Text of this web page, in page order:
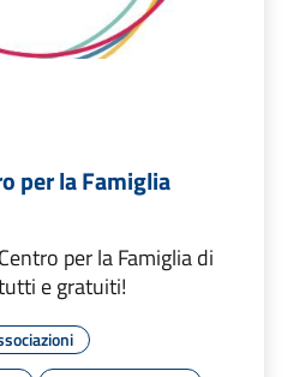
per la Famiglia
per la Famiglia di
e gratuiti!